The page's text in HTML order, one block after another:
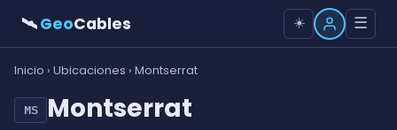
🛰GeoCables ☀️ ☰
Inicio › Ubicaciones › Montserrat
MS Montserrat